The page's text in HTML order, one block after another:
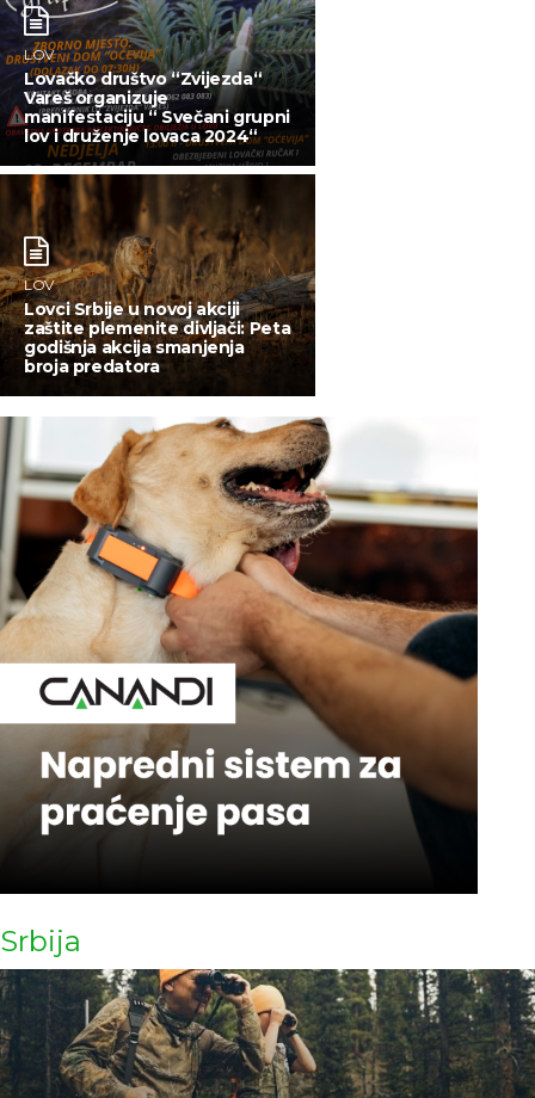
LOV
Lovačko društvo “Zvijezda“
Vareš organizuje
manifestaciju “ Svečani grupni
lov i druženje lovaca 2024“
LOV
Lovci Srbije u novoj akciji
zaštite plemenite divljači: Peta
godišnja akcija smanjenja
broja predatora
Srbija